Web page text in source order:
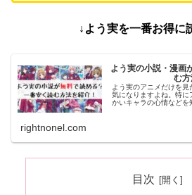
↓よう実を一番お得に
よう実の小説・漫画
む方
よう実のアニメだけを
気になりますよね。特に
かいキャラの心情などを
rightnonel.com
目次